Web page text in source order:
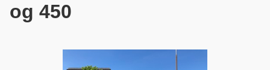
og 450